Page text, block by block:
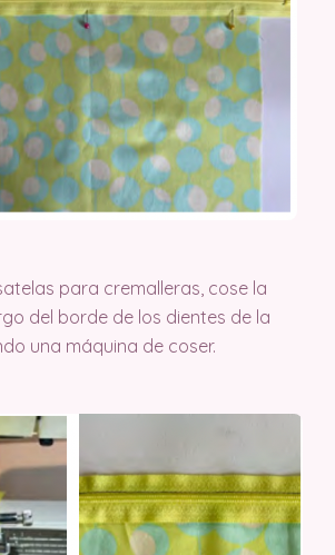
para cremalleras, cose la
del borde de los dientes de la
una máquina de coser.